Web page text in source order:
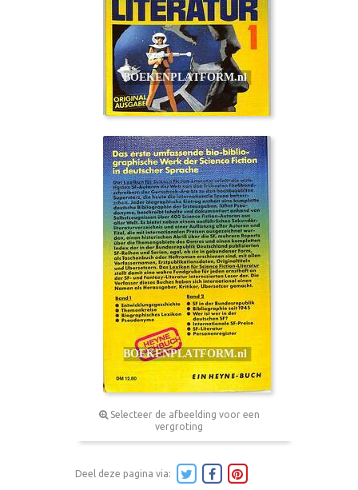
Selecteer de afbeelding voor een
vergroting
Deel deze pagina via: